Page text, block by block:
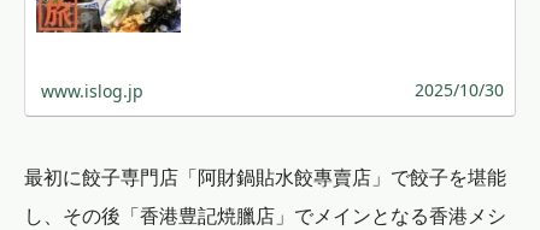
www.islog.jp 2025/10/30
最初に餃子専門店「阿財鍋貼水餃專賣店」で餃子を堪能
し、その後「香港豊記焼臘店」でメインとなる香港メシ